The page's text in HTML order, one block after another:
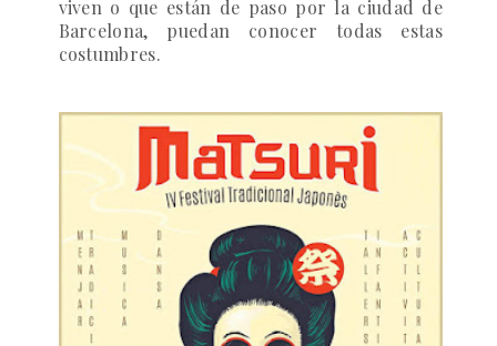
viven o que están de paso por la ciudad de
Barcelona, puedan conocer todas estas
costumbres.